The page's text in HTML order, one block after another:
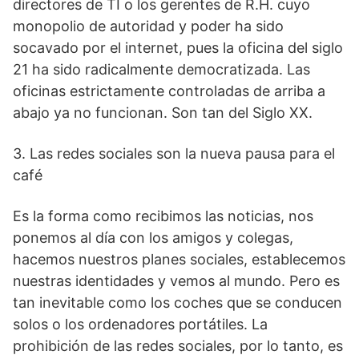
directores de TI o los gerentes de R.H. cuyo
monopolio de autoridad y poder ha sido
socavado por el internet, pues la oficina del siglo
21 ha sido radicalmente democratizada. Las
oficinas estrictamente controladas de arriba a
abajo ya no funcionan. Son tan del Siglo XX.
3. Las redes sociales son la nueva pausa para el
café
Es la forma como recibimos las noticias, nos
ponemos al día con los amigos y colegas,
hacemos nuestros planes sociales, establecemos
nuestras identidades y vemos al mundo. Pero es
tan inevitable como los coches que se conducen
solos o los ordenadores portátiles. La
prohibición de las redes sociales, por lo tanto, es